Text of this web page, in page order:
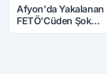
Afyon'da Yakalanan
FETÖ'Cüden Şok